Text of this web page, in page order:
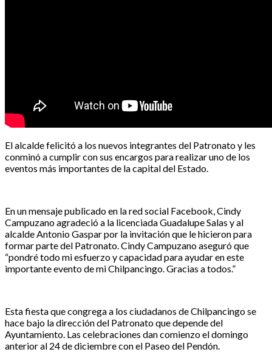
El alcalde felicitó a los nuevos integrantes del Patronato y les
conminó a cumplir con sus encargos para realizar uno de los
eventos más importantes de la capital del Estado.
En un mensaje publicado en la red social Facebook, Cindy
Campuzano agradeció a la licenciada Guadalupe Salas y al
alcalde Antonio Gaspar por la invitación que le hicieron para
formar parte del Patronato. Cindy Campuzano aseguró que
“pondré todo mi esfuerzo y capacidad para ayudar en este
importante evento de mi Chilpancingo. Gracias a todos.”
Esta fiesta que congrega a los ciudadanos de Chilpancingo se
hace bajo la dirección del Patronato que depende del
Ayuntamiento. Las celebraciones dan comienzo el domingo
anterior al 24 de diciembre con el Paseo del Pendón.